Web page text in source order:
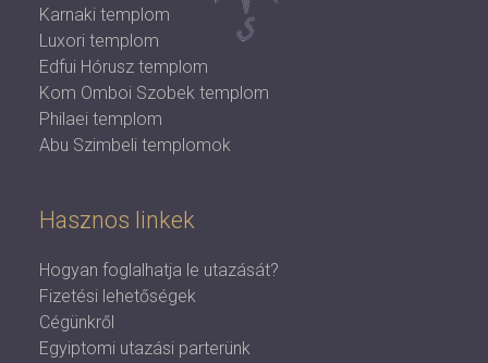
Karnaki templom
Luxori templom
Edfui Hórusz templom
Kom Omboi Szobek templom
Philaei templom
Abu Szimbeli templomok
Hasznos linkek
Hogyan foglalhatja le utazását?
Fizetési lehetőségek
Cégünkről
Egyiptomi utazási parterünk